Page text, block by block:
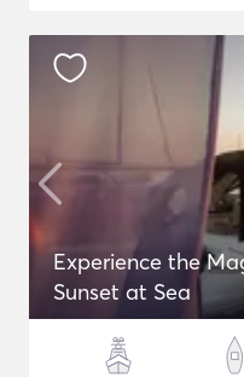
Experience the
Sunset at Sea